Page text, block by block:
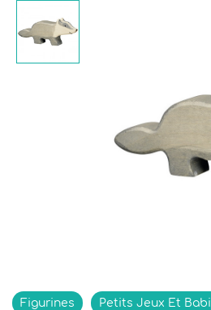
Figurines Petits Jeux Et